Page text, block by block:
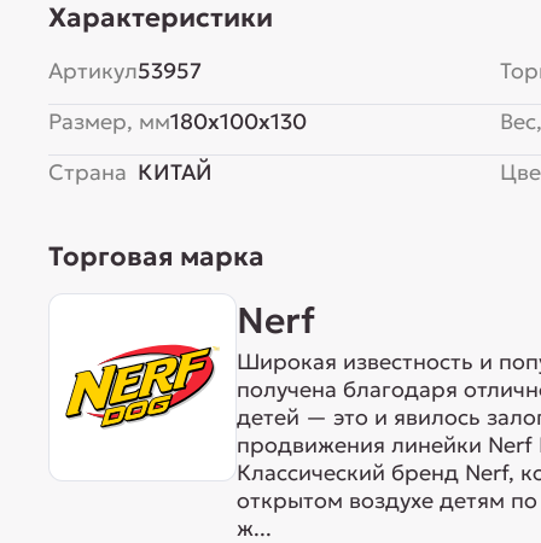
Характеристики
Артикул53957
Размер, мм180x100x130
Страна КИТАЙ
Торговая марка
Nerf
Широкая известность и
получена благодаря
детей — это и явилось
продвижения линейки
Классический бренд Nerf,
открытом воздухе детям
ж...